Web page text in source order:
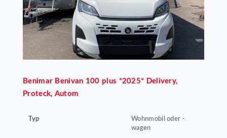
Benimar Benivan 100 plus *2025* Delivery,
Proteck, Autom
Typ
Wohnmobil oder -
wagen